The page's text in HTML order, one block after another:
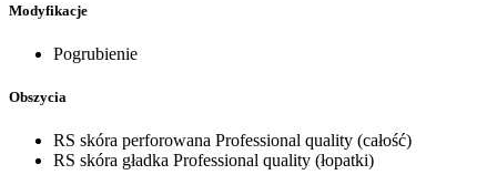
Modyfikacje
Pogrubienie
Obszycia
RS skóra perforowana Professional quality (całość)
RS skóra gładka Professional quality (łopatki)